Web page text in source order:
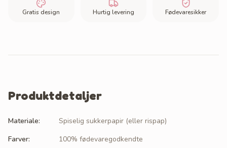
Gratis design Hurtig levering Fødevaresikker
Produktdetaljer
Materiale:
Spiselig sukkerpapir (eller rispap)
Farver:
100% fødevaregodkendte